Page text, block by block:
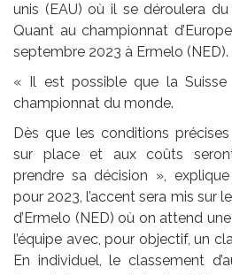
unis (EAU) où il se déroulera
Quant au championnat
septembre 2023 à Ermelo (NED).
« Il est possible que la Suisse
championnat du monde.
Dès que les conditions
sur place et aux coûts
prendre sa décision »,
pour 2023, l’accent sera mis sur
d’Ermelo (NED) où on attend
l’équipe avec, pour objectif, un
En individuel, le classement